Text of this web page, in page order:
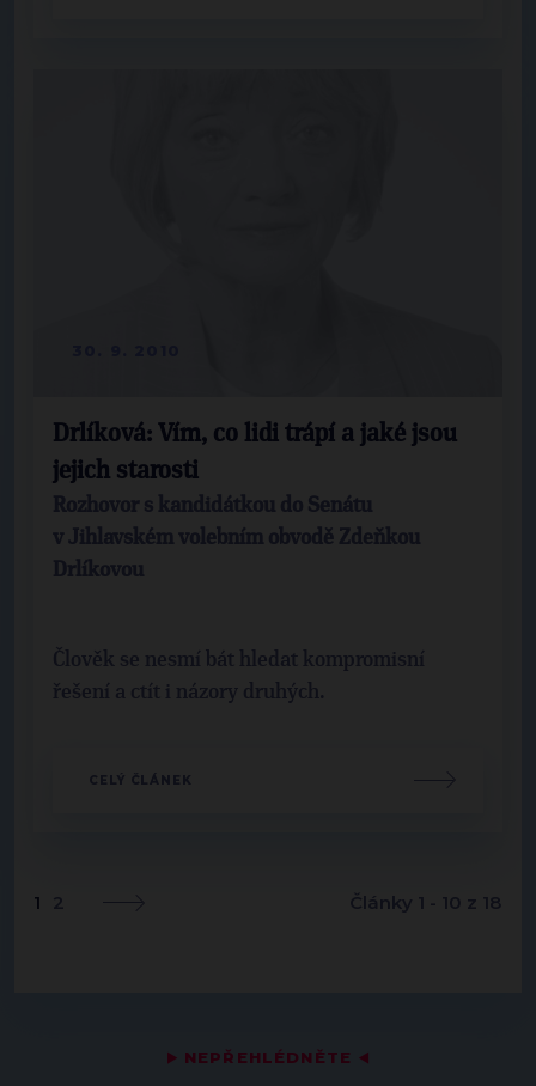
▶ NEPŘEHLÉDNĚTE ◀
Drlíková: Vím, co lidi trápí a jaké jsou
jejich starosti
Rozhovor s kandidátkou do Senátu
v Jihlavském volebním obvodě Zdeňkou
Drlíkovou
Člověk se nesmí bát hledat kompromisní
řešení a ctít i názory druhých.
CELÝ ČLÁNEK
1 2 Články 1 - 10 z 18